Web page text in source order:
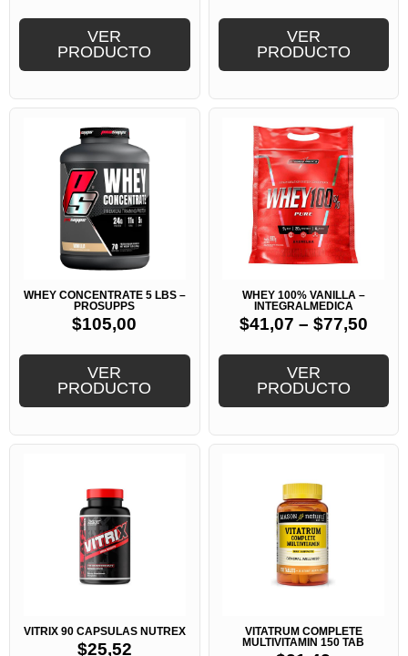
VER
PRODUCTO
VER
PRODUCTO
WHEY CONCENTRATE 5 LBS –
PROSUPPS
$105,00
VER
PRODUCTO
WHEY 100% VANILLA –
INTEGRALMEDICA
$41,07 – $77,50
VER
PRODUCTO
VITRIX 90 CAPSULAS NUTREX
$25,52
VITATRUM COMPLETE
MULTIVITAMIN 150 TAB